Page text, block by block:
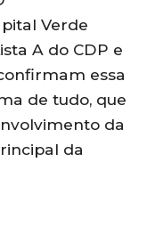
Verde
A do CDP e
essa
de tudo, que
da
da